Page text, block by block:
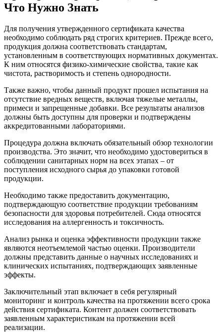
Что Нужно Знать
Для получения утвержденного сертификата качества
необходимо соблюдать ряд строгих критериев. Прежде всего,
продукция должна соответствовать стандартам,
установленным в соответствующих нормативных документах.
К ним относятся физико-химические свойства, такие как
чистота, растворимость и степень однородности.
Также важно, чтобы данный продукт прошел испытания на
отсутствие вредных веществ, включая тяжелые металлы,
примеси и запрещенные добавки. Все результаты анализов
должны быть доступны для проверки и подтверждены
аккредитованными лабораториями.
Процедура должна включать обязательный обзор технологии
производства. Это значит, что необходимо удостовериться в
соблюдении санитарных норм на всех этапах – от
поступления исходного сырья до упаковки готовой
продукции.
Необходимо также предоставить документацию,
подтверждающую соответствие продукции требованиям
безопасности для здоровья потребителей. Сюда относятся
исследования на аллергенность и токсичность.
Анализ рынка и оценка эффективности продукции также
являются неотъемлемой частью оценки. Производители
должны представить данные о научных исследованиях и
клинических испытаниях, подтверждающих заявленные
эффекты.
Заключительный этап включает в себя регулярный
мониторинг и контроль качества на протяжении всего срока
действия сертификата. Контент должен соответствовать
заявленным характеристикам на протяжении всей
реализации.